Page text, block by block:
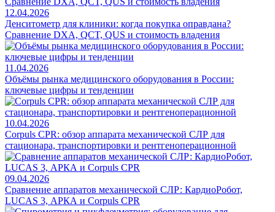
12.04.2026
Денситометр для клиники: когда покупка оправдана?
Сравнение DXA, QCT, QUS и стоимость владения
11.04.2026
Объёмы рынка медицинского оборудования в России:
ключевые цифры и тенденции
10.04.2026
Corpuls CPR: обзор аппарата механической СЛР для
стационара, транспортировки и рентгеноперационной
09.04.2026
Сравнение аппаратов механической СЛР: КардиоРобот,
LUCAS 3, АРКА и Corpuls CPR